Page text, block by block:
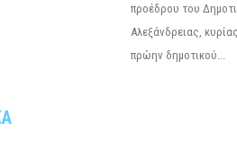
προέδρου του
Αλεξάνδρειας,
πρώην δημοτικού...